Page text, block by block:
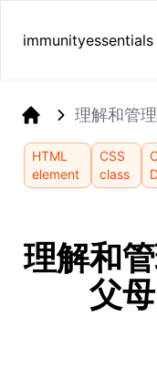
immunityessentials
理解和管
HTML
element
CSS
class
理解和
父